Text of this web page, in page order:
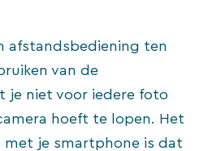
afstandsbediening ten
van de
je niet voor iedere foto
hoeft te lopen. Het
met je smartphone is dat